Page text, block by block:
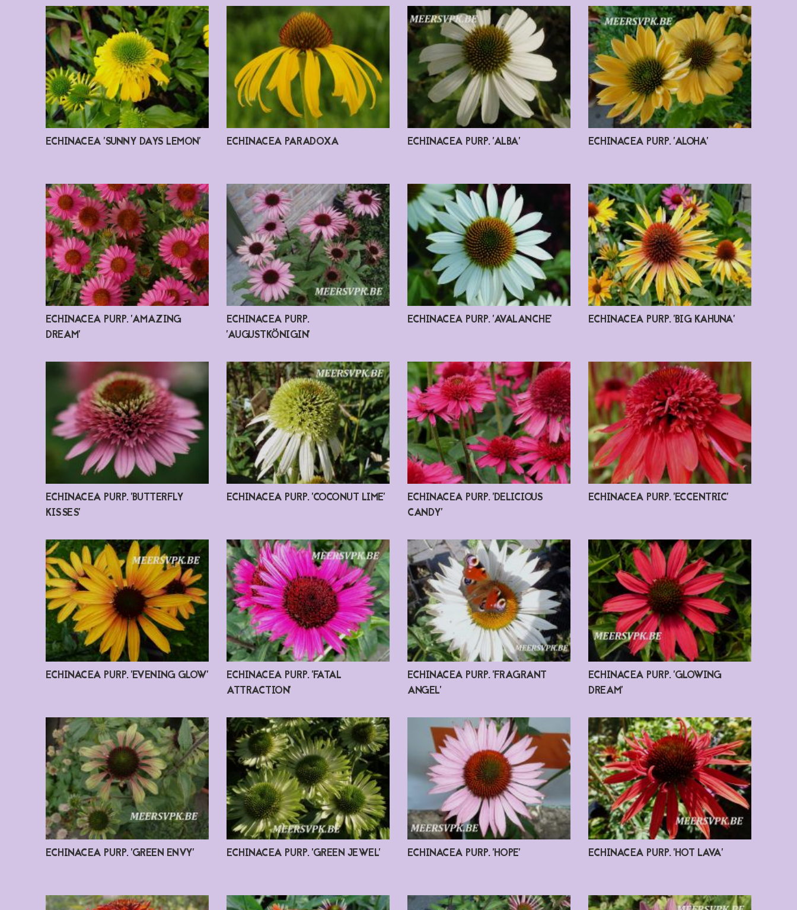
ECHINACEA 'SUNNY DAYS LEMON' ECHINACEA PARADOXA ECHINACEA PURP. 'ALBA' ECHINACEA PURP. 'ALOHA'
ECHINACEA PURP. 'AMAZING
DREAM'
ECHINACEA PURP.
'AUGUSTKÖNIGIN'
ECHINACEA PURP. 'AVALANCHE' ECHINACEA PURP. 'BIG KAHUNA'
ECHINACEA PURP. 'BUTTERFLY
KISSES'
ECHINACEA PURP. 'COCONUT LIME'
ECHINACEA PURP. 'DELICIOUS
CANDY'
ECHINACEA PURP. 'ECCENTRIC'
ECHINACEA PURP. 'EVENING GLOW'
ECHINACEA PURP. 'FATAL
ATTRACTION'
ECHINACEA PURP. 'FRAGRANT
ANGEL'
ECHINACEA PURP. 'GLOWING
DREAM'
ECHINACEA PURP. 'GREEN ENVY' ECHINACEA PURP. 'GREEN JEWEL' ECHINACEA PURP. 'HOPE' ECHINACEA PURP. 'HOT LAVA'